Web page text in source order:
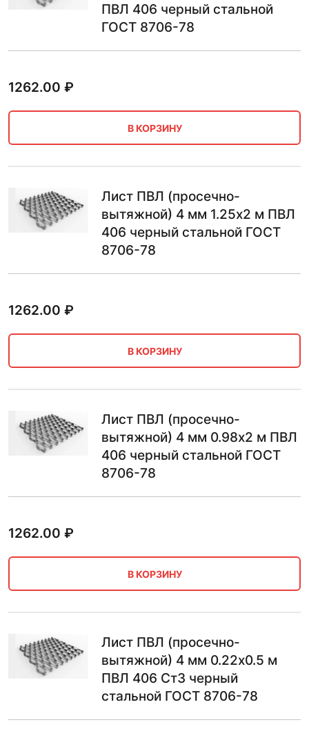
ПВЛ 406 черный стальной
ГОСТ 8706-78
1262.00 ₽
В КОРЗИНУ
Лист ПВЛ (просечно-
вытяжной) 4 мм 1.25х2 м ПВЛ
406 черный стальной ГОСТ
8706-78
1262.00 ₽
В КОРЗИНУ
Лист ПВЛ (просечно-
вытяжной) 4 мм 0.98х2 м ПВЛ
406 черный стальной ГОСТ
8706-78
1262.00 ₽
В КОРЗИНУ
Лист ПВЛ (просечно-
вытяжной) 4 мм 0.22х0.5 м
ПВЛ 406 Ст3 черный
стальной ГОСТ 8706-78